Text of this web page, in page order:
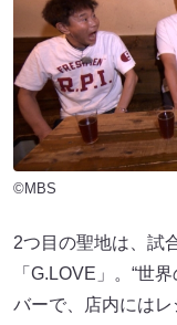
©MBS
2つ目の聖地は、試
「G.LOVE」。“世
バーで、店内には